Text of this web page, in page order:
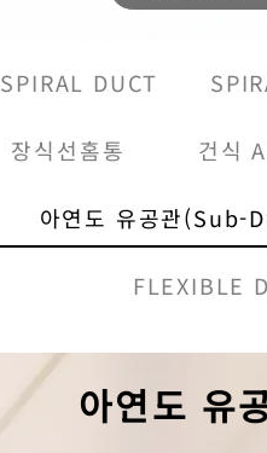
SPIRAL DUCT
장식선홈통 건식
아연도 유공관
FLEXIBLE
아연도